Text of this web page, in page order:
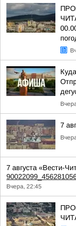
7
7 августа «Вести-
Вчера, 22:45